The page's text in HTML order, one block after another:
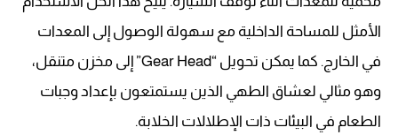
الأمثل للمساحة الداخلية مع سهولة الوصول إلى المعدات
في الخارج. كما يمكن تحويل “Gear Head” إلى مخزن متنقل،
وهو مثالي لعشاق الطهي الذين يستمتعون بإعداد وجبات
الطعام في البيئات ذات الإطلالات الخلابة.